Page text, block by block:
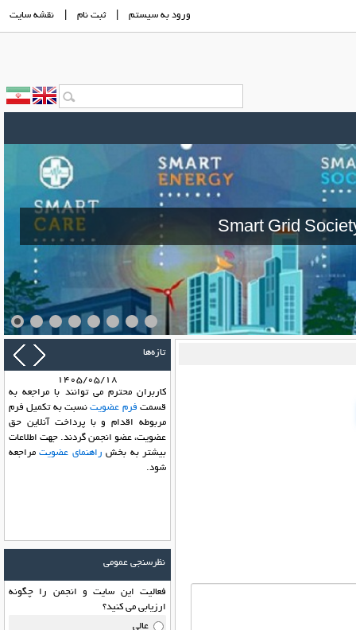
ورود به سيستم ثبت نام نقشه سايت
Smart Grid
تازه‌ها
1405/05/18
کاربران محترم می توانند با مراجعه به
قسمت فرم عضویتنسبت به تکمیل فرم
مربوطه اقدام و با پرداخت آنلاین حق
عضویت، عضو انجمن گردند. جهت اطلاعات
بیشتر به بخش راهنمای عضویتمراجعه
شود.
نظرسنجی عمومی
فعالیت این سایت و انجمن را چگونه
ارزیابی می کنید؟
عالی